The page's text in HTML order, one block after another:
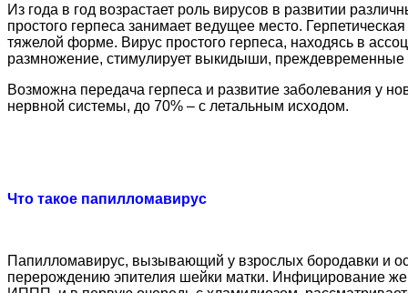
Из года в год возрастает роль вирусов в развитии
простого герпеса занимает ведущее место.
тяжелой форме. Вирус простого герпеса, находясь в
размножение, стимулирует выкидыши,
Возможна передача герпеса и развитие заболевания у
нервной системы, до 70% – с летальным исходом.
Что такое папилломавирус
Папилломавирус, вызывающий у взрослых бородавки и
перерождению эпителия шейки матки. Инфицирование